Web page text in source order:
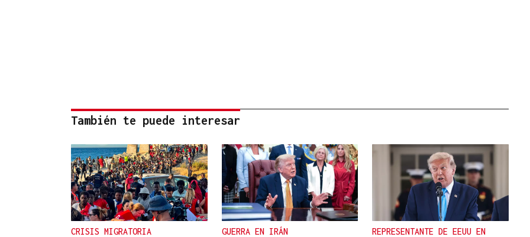
También te puede interesar
CRISIS MIGRATORIA GUERRA EN IRÁN
REPRESENTANTE DE EEUU EN